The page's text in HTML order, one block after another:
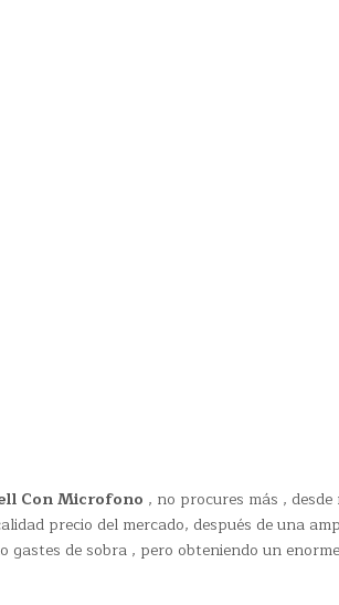
Con Microfono , no procures más ,
precio del mercado, después de una
gastes de sobra , pero obteniendo un enorme